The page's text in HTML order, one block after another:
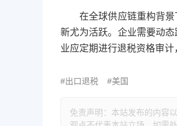
在全球供应链重构背景下
新尤为活跃。企业需要动
业应定期进行退税资格审计
#出口退税 #美国
免责声明：本站发布的内容